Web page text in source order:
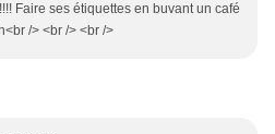
Faire ses étiquettes en buvant un café
/> <br /> <br />